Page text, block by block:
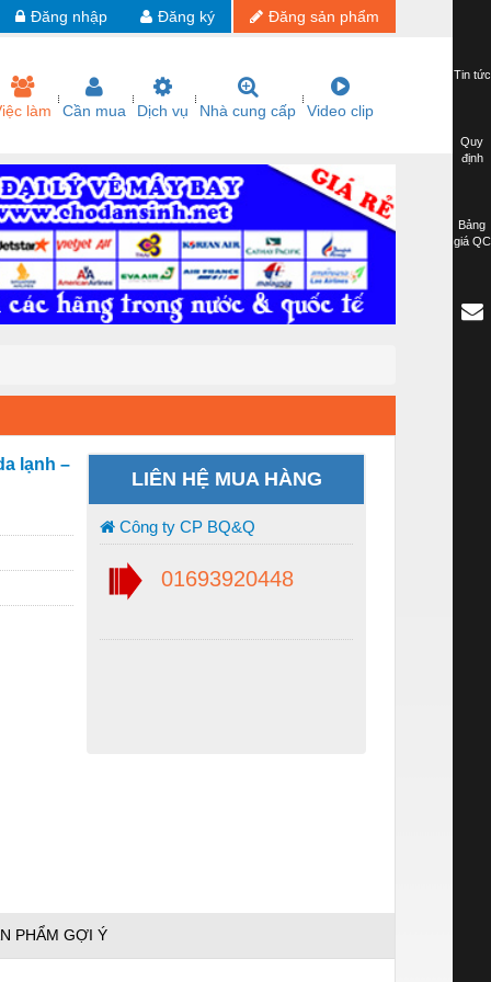
Đăng sản phẩm
Đăng ký
Đăng nhập
làm Cần mua Dịch vụ Nhà cung cấp Video clip
lạnh –
LIÊN HỆ MUA HÀNG
Công ty CP BQ&Q
01693920448
PHẨM GỢI Ý
Tin tức
Quy
định
Bảng
giá QC